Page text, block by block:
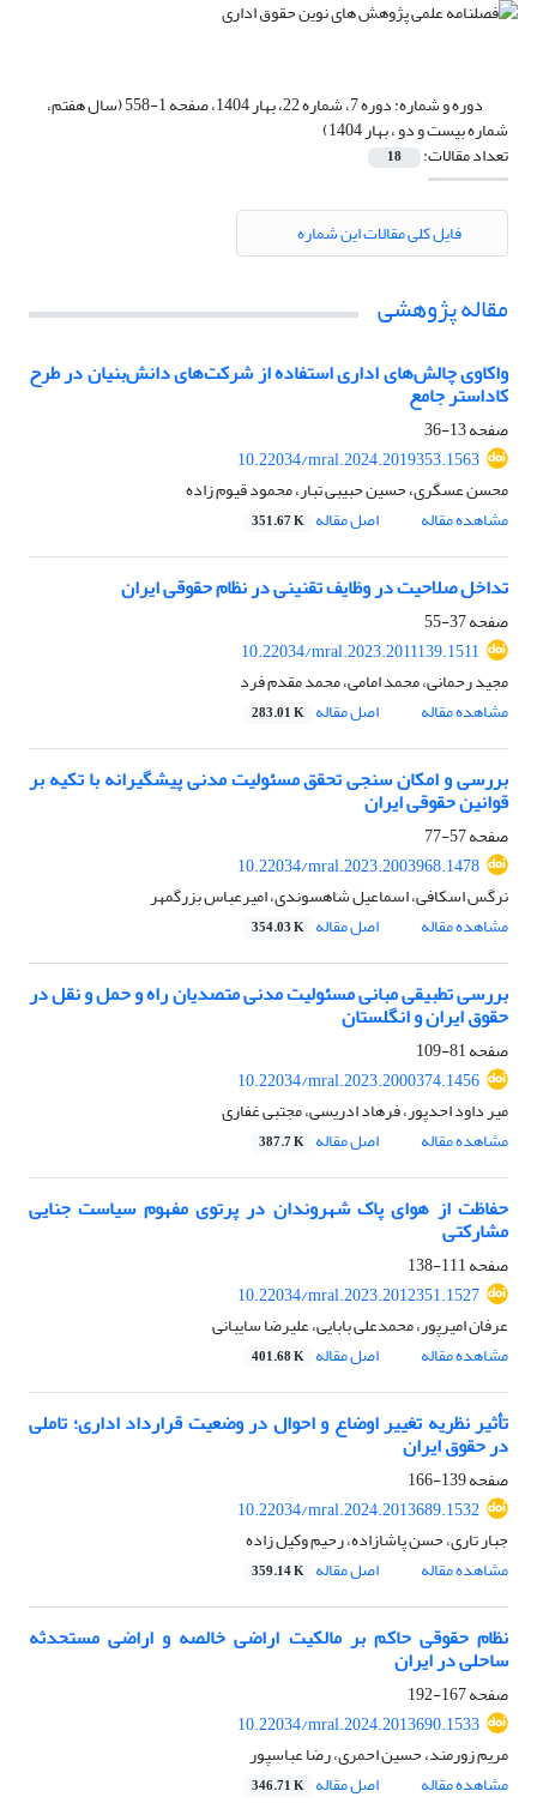
دوره و شماره: دوره 7، شماره 22، بهار 1404، صفحه 1-558 (سال هفتم،
شماره بیست و دو ، بهار 1404)
تعداد مقالات: 18
فایل کلی مقالات این شماره
مقاله پژوهشی
واکاوی چالش‌های اداری استفاده از شرکت‌های دانش‌بنیان در طرح
کاداستر جامع
صفحه13-36
10.22034/mral.2024.2019353.1563
محسن عسگری، حسین حبیبی تبار، محمود قیوم زاده
مشاهده مقاله
اصل مقاله 351.67 K
تداخل صلاحیت در وظایف تقنینی در نظام حقوقی ایران
صفحه37-55
10.22034/mral.2023.2011139.1511
مجید رحمانی، محمد امامی، محمد مقدم فرد
مشاهده مقاله
اصل مقاله 283.01 K
بررسی و امکان سنجی تحقق مسئولیت مدنی پیشگیرانه با تکیه بر
قوانین حقوقی ایران
صفحه57-77
10.22034/mral.2023.2003968.1478
نرگس اسکافی، اسماعیل شاهسوندی، امیرعباس بزرگمهر
مشاهده مقاله
اصل مقاله 354.03 K
بررسی تطبیقی مبانی مسئولیت مدنی متصدیان راه و حمل و نقل در
حقوق ایران و انگلستان
صفحه81-109
10.22034/mral.2023.2000374.1456
میر داود احدپور، فرهاد ادریسی، مجتبی غفاری
مشاهده مقاله
اصل مقاله 387.7 K
حفاظت از هوای پاک شهروندان در پرتوی مفهوم سیاست جنایی
مشارکتی
صفحه111-138
10.22034/mral.2023.2012351.1527
عرفان امیرپور، محمدعلی بابایی، علیرضا سایبانی
مشاهده مقاله
اصل مقاله 401.68 K
تأثیر نظریه تغییر اوضاع و احوال در وضعیت قرارداد اداری؛ تاملی
در حقوق ایران
صفحه139-166
10.22034/mral.2024.2013689.1532
جبار تاری، حسن پاشازاده، رحیم وکیل زاده
مشاهده مقاله
اصل مقاله 359.14 K
نظام حقوقی حاکم بر مالکیت اراضی خالصه و اراضی مستحدثه
ساحلی در ایران
صفحه167-192
10.22034/mral.2024.2013690.1533
مریم زورمند، حسین احمری، رضا عباسپور
مشاهده مقاله
اصل مقاله 346.71 K